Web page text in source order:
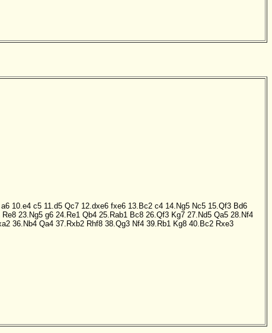
a6 10.e4 c5 11.d5 Qc7 12.dxe6 fxe6 13.Bc2 c4 14.Ng5 Nc5 15.Qf3 Bd6
Re8 23.Ng5 g6 24.Re1 Qb4 25.Rab1 Bc8 26.Qf3 Kg7 27.Nd5 Qa5 28.Nf4
36.Nb4 Qa4 37.Rxb2 Rhf8 38.Qg3 Nf4 39.Rb1 Kg8 40.Bc2 Rxe3